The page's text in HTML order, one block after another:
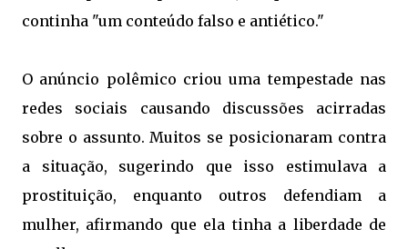
continha "um conteúdo falso e antiético."
O anúncio polêmico criou uma tempestade nas
redes sociais causando discussões acirradas
sobre o assunto. Muitos se posicionaram contra
a situação, sugerindo que isso estimulava a
prostituição, enquanto outros defendiam a
mulher, afirmando que ela tinha a liberdade de